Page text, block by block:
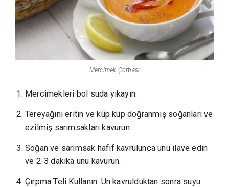
Mercimek Çorbası
Mercimekleri bol suda yıkayın.
Tereyağını eritin ve küp küp doğranmış soğanları ve
ezilmiş sarımsakları kavurun.
Soğan ve sarımsak hafif kavrulunca unu ilave edin
ve 2-3 dakika unu kavurun.
Çırpma Teli Kullanın: Un kavrulduktan sonra suyu